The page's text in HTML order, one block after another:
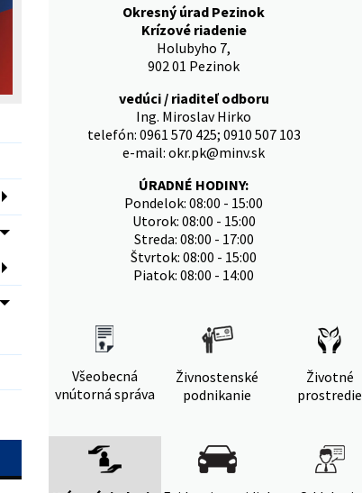
Okresný úrad Pezinok
Krízové riadenie
Holubyho 7,
902 01 Pezinok
vedúci / riaditeľ odboru
Ing. Miroslav Hirko
telefón: 0961 570 425; 0910 507 103
e-mail: okr.pk@minv.sk
ÚRADNÉ HODINY:
Pondelok: 08:00 - 15:00
Utorok: 08:00 - 15:00
Streda: 08:00 - 17:00
Štvrtok: 08:00 - 15:00
Piatok: 08:00 - 14:00
Všeobecná
vnútorná správa
Živnostenské
podnikanie
Životné
prostredie